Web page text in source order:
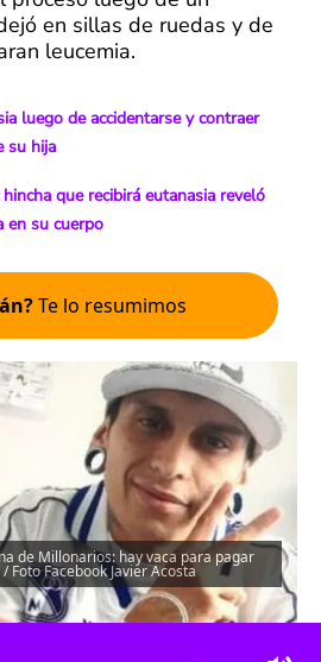
en sillas de ruedas y de
leucemia.
luego de accidentarse y contraer
su hija
que recibirá eutanasia reveló
en su cuerpo
Te lo resumimos
de Millonarios: hay vaca para pagar
Foto Facebook Javier Acosta
el artículo